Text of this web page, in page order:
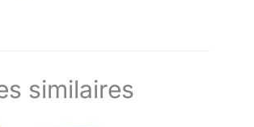
similaires